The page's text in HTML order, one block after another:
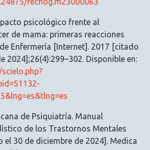
psicológico frente al
de mama: primeras reacciones
Enfermería [Internet]. 2017 [citado
2024];26(4):299–302. Disponible en:
de Psiquiatría. Manual
de los Trastornos Mentales
el 30 de diciembre de 2024]. Medica